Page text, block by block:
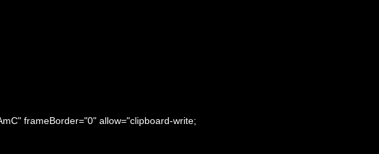
frameBorder="0" allow="clipboard-write;